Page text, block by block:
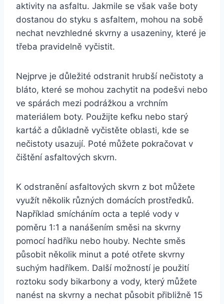
aktivity ⁢na asfaltu. Jakmile se ⁣však vaše boty
dostanou do styku s asfaltem, mohou ​na⁣ sobě⁢
nechat ‌nevzhledné skvrny a usazeniny,⁣ které je
třeba pravidelně vyčistit.
Nejprve je důležité odstranit hrubší nečistoty a
bláto, které se mohou ⁢zachytit na podešvi nebo
ve spárách mezi podrážkou a vrchním
materiálem boty. Použijte kefku nebo starý
⁢kartáč a důkladně ‍vyčistěte ​oblasti, ​kde se
nečistoty usazují. Poté můžete pokračovat ⁤v‌
čištění asfaltových skvrn.
K‍ odstranění asfaltových skvrn z bot‍ můžete
využít několik různých domácích prostředků.
Například⁣ smícháním⁤ octa a teplé vody v⁤
poměru‌ 1:1 a nanášením⁤ směsi na skvrny
pomocí⁤ hadříku nebo houby. Nechte⁢ směs
působit několik minut a poté ‍otřete skvrny ​
suchým‍ hadříkem.⁢ Další ⁢možností je použití
roztoku ⁤sody bikarbony​ a vody, který můžete⁣
nanést‌ na⁢ skvrny a nechat ⁣působit ​přibližně 15